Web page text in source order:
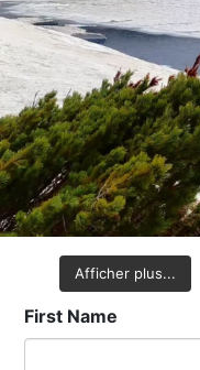
Afficher plus...
First Name